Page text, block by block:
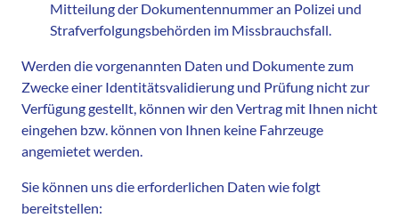
Mitteilung der Dokumentennummer an Polizei und
Strafverfolgungsbehörden im Missbrauchsfall.
Werden die vorgenannten Daten und Dokumente zum
Zwecke einer Identitätsvalidierung und Prüfung nicht zur
Verfügung gestellt, können wir den Vertrag mit Ihnen nicht
eingehen bzw. können von Ihnen keine Fahrzeuge
angemietet werden.
Sie können uns die erforderlichen Daten wie folgt
bereitstellen: